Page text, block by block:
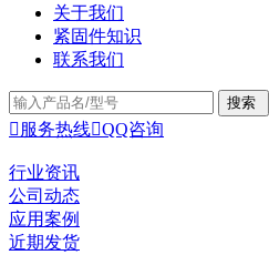
关于我们
紧固件知识
联系我们
 服务热线QQ咨询
行业资讯
公司动态
应用案例
近期发货